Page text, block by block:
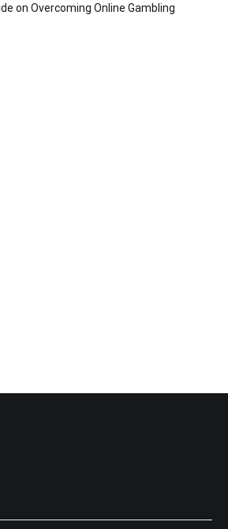
on Overcoming Online Gambling